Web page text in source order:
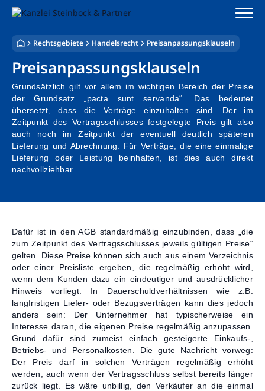
Zum
Inhalt
Startseite
Kanzlei
Team
Standorte
Rechtsgebiete
Kontakt
Rechtsgebiete Handelsrecht Preisanpassungsklauseln
Preisanpassungsklauseln
Grundsätzlich gilt vor allem im wichtigen Bereich der Preise
der Grundsatz „pacta sunt servanda“. Das bedeutet
übersetzt, dass die Verträge einzuhalten sind. Der im
Zeitpunkt des Vertragsschlusses festgelegte Preis gilt also
auch noch im Zeitpunkt der eventuell deutlich späteren
Lieferung und Abrechnung. Für Verträge, die eine einmalige
Lieferung oder Leistung beinhalten, ist dies auch direkt
nachvollziehbar.
Dafür ist in den AGB standardmäßig einzubinden, dass „die
zum Zeitpunkt des Vertragsschlusses jeweils gültigen Preise“
gelten. Diese Preise können sich auch aus einem Verzeichnis
oder einer Preisliste ergeben, die regelmäßig erhöht wird,
wenn dem Kunden dazu ein eindeutiger und ausdrücklicher
Hinweis vorliegt. In Dauerschuldverhältnissen wie z.B.
langfristigen Liefer- oder Bezugsverträgen kann dies jedoch
anders sein: Der Unternehmer hat typischerweise ein
Interesse daran, die eigenen Preise regelmäßig anzupassen.
Grund dafür sind zumeist einfach gesteigerte Einkaufs-,
Betriebs- und Personalkosten. Die gute Nachricht vorweg:
Der Preis darf in solchen Verträgen regelmäßig erhöht
werden, auch wenn der Vertragsschluss selbst bereits länger
zurück liegt. Es wäre unbillig, den Verkäufer an die einmal